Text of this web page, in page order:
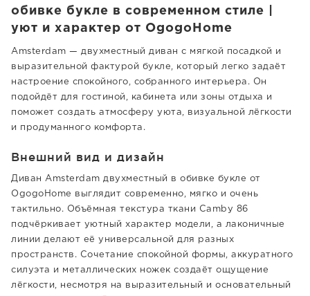
обивке букле в современном стиле |
уют и характер от OgogoHome
Amsterdam — двухместный диван с мягкой посадкой и
выразительной фактурой букле, который легко задаёт
настроение спокойного, собранного интерьера. Он
подойдёт для гостиной, кабинета или зоны отдыха и
поможет создать атмосферу уюта, визуальной лёгкости
и продуманного комфорта.
Внешний вид и дизайн
Диван Amsterdam двухместный в обивке букле от
OgogoHome выглядит современно, мягко и очень
тактильно. Объёмная текстура ткани Camby 86
подчёркивает уютный характер модели, а лаконичные
линии делают её универсальной для разных
пространств. Сочетание спокойной формы, аккуратного
силуэта и металлических ножек создаёт ощущение
лёгкости, несмотря на выразительный и основательный